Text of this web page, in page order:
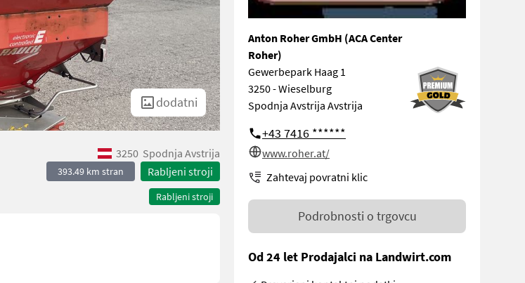
dodatni
3250 Spodnja Avstrija
393.49 km stran Rabljeni stroji
Rabljeni stroji
Anton Roher GmbH (ACA Center
Roher)
Gewerbepark Haag 1
3250 - Wieselburg
Spodnja Avstrija Avstrija
+43 7416 ******
www.roher.at/
Zahtevaj povratni klic
Podrobnosti o trgovcu
Od 24 let Prodajalci na Landwirt.com